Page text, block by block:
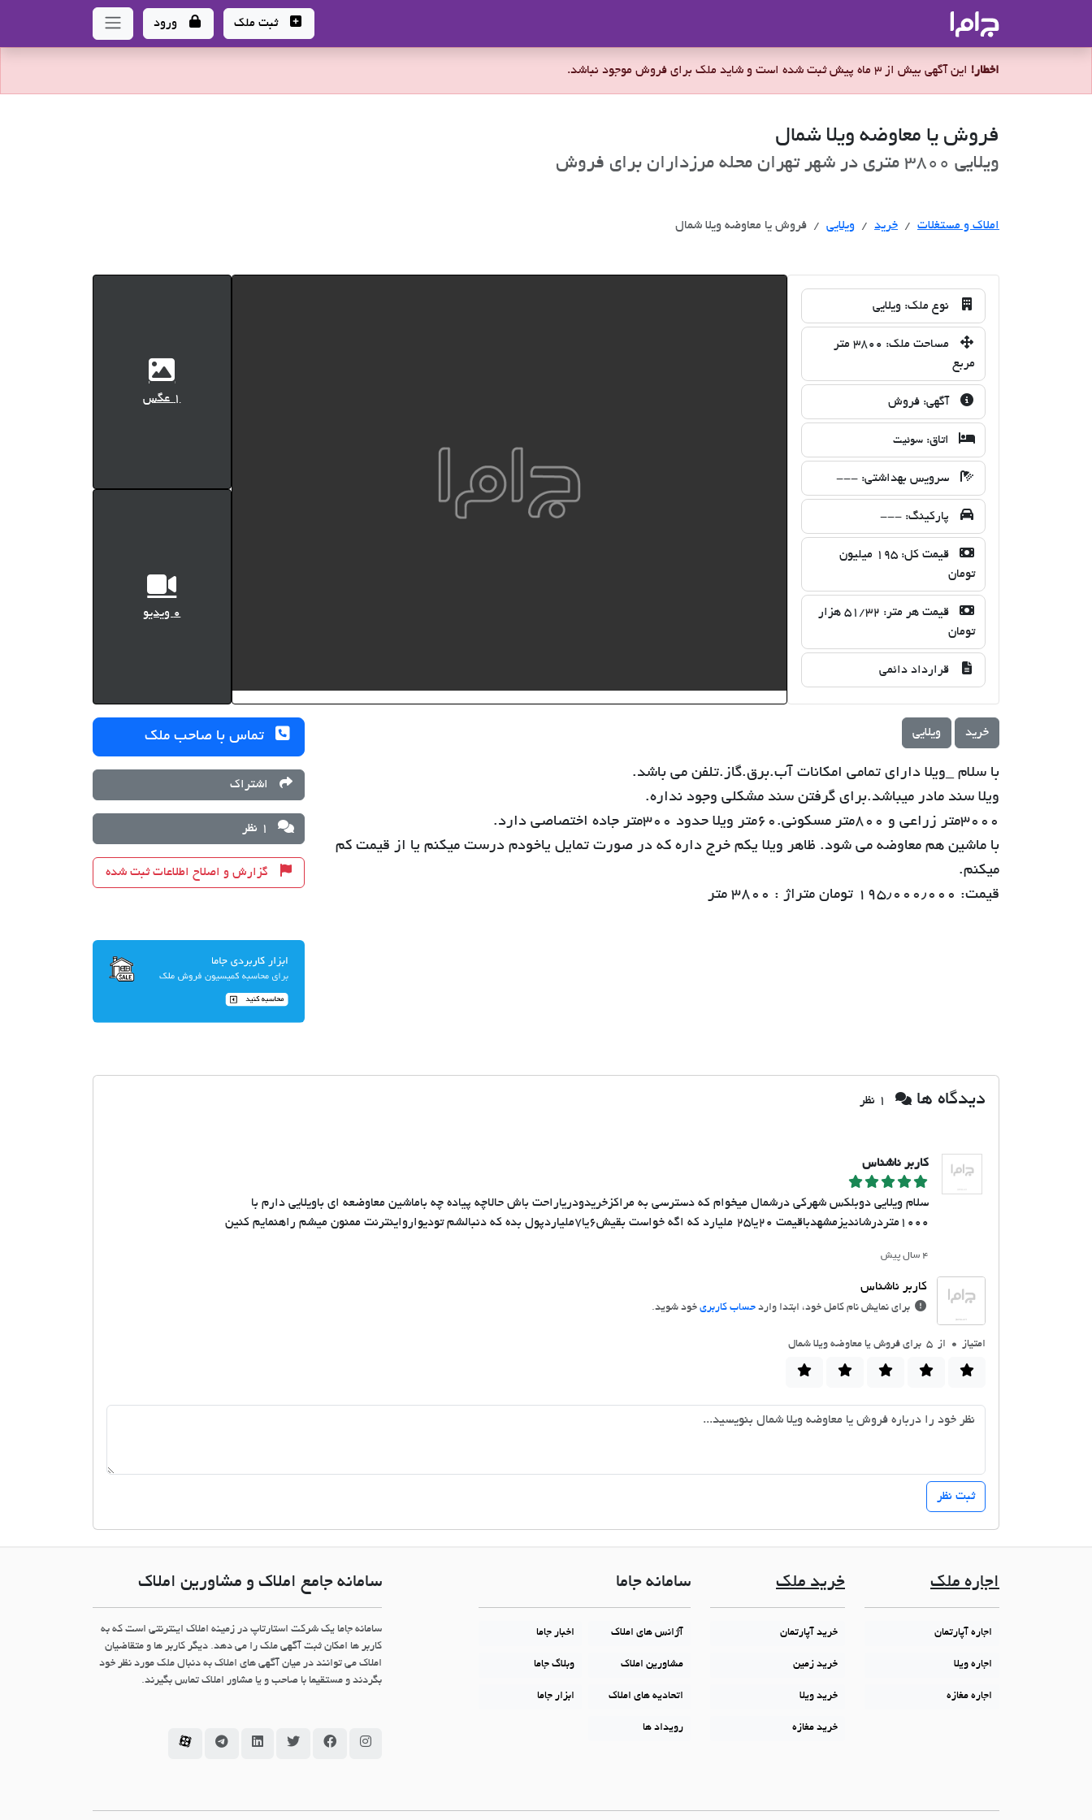
ثبت ملک ورود
اخطار! این آگهی بیش از 3 ماه پیش ثبت شده است و شاید ملک برای فروش موجود نباشد.
فروش یا معاوضه ویلا شمال
ویلایی 3800 متری در شهر تهران محله مرزداران برای فروش
املاک و مستغلات خرید خرید
ویلایی فروش یا معاوضه ویلا شمال
نوع ملک: ویلایی
مساحت ملک:
3800 متر
مربع
آگهی: فروش
اتاق: سوئیت
سرویس بهداشتی: ---
پارکینگ: ---
قیمت کل:
195 میلیون
تومان
قیمت هر متر:
51/32 هزار
تومان
قرارداد دائمی
1 عگس
0 ویدیو
خرید ویلایی
با سلام _ویلا دارای تمامی امکانات آب.برق.گاز.تلفن می باشد.
ویلا سند مادر میباشد.برای گرفتن سند مشکلی وجود نداره.
٣٠٠٠متر زراعی و ٨٠٠متر مسکونی.۶٠متر ویلا حدود ٣٠٠متر جاده اختصاصی دارد.
با ماشین هم معاوضه می شود. ظاهر ویلا یکم خرج داره که در صورت تمایل یاخودم درست میکنم یا از قیمت کم
میکنم.
قیمت: ۱۹۵٫۰۰۰٫۰۰۰ تومان متراژ : ۳۸۰۰ متر
تماس با صاحب ملک
اشتراک
گزارش و اصلاح اطلاعات ثبت شده
دیدگاه ها
کاربر ناشناس
سلام ویلایی دوبلکس شهرکی درشمال میخوام که دسترسی به مراکزخریدودریاراحت باش حالاچه پیاده چه باماشین معاوضعه ای باویلایی دارم با
1000متردرشاندیزمشهدباقیمت 20یا25 ملیارد که اگه خواست بقیش6یا7ملیاردپول بده که دنبالشم تودیوارواینترنت ممنون میشم راهنمایم کنین
۴ سال پیش
برای نمایش نام کامل خود، ابتدا وارد حساب کاربری خود شوید.
امتیاز 0 از 5 برای فروش یا معاوضه ویلا شمال
اجاره ملک
اجاره آپارتمان
اجاره ویلا
اجاره مغازه
خرید ملک
خرید آپارتمان
خرید زمین
خرید ویلا
خرید مغازه
سامانه جاما
آژانس های املاک اخبار جاما
مشاورین املاک وبلاگ جاما
اتحادیه های املاک ابزار جاما
رویداد ها
سامانه جامع املاک و مشاورین املاک
سامانه جاما یک شرکت استارتاپ در زمینه املاک اینترنتی است که به
کاربر ها امکان ثبت آگهی ملک را می دهد. دیگر کاربر ها و متقاضیان
املاک می توانند در میان آگهی های املاک به دنبال ملک مورد نظر خود
بگردند و مستقیما با صاحب و یا مشاور املاک تماس بگیرند.
سامانه جاما در اینستاگرام
سامانه جاما در فیسبوک
سامانه جاما در توئیتر
سامانه جاما در لینکداین
سامانه جاما در تلگرام
سامانه جاما در آپارات